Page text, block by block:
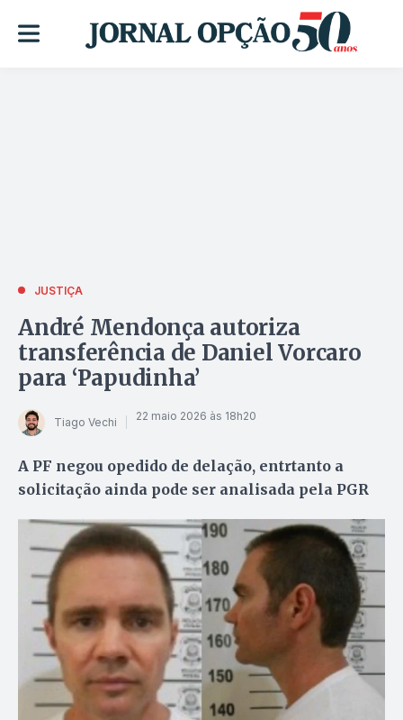
JUSTIÇA
André Mendonça autoriza
transferência de Daniel Vorcaro
para ‘Papudinha’
Tiago Vechi 22 maio 2026 às 18h20
A PF negou opedido de delação, entrtanto a
solicitação ainda pode ser analisada pela PGR